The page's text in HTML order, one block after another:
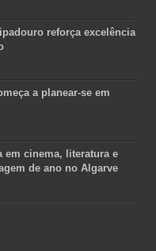
reforça excelência
a planear-se em
em cinema, literatura e
de ano no Algarve